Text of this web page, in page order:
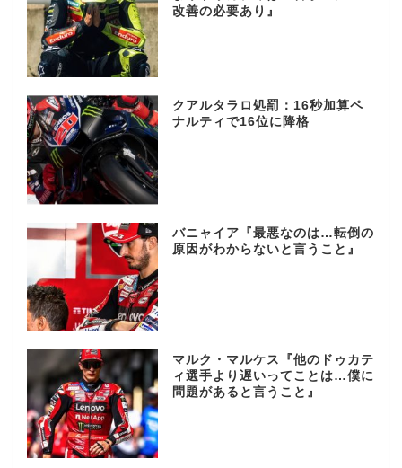
改善の必要あり』
クアルタラロ処罰：16秒加算ペ
ナルティで16位に降格
バニャイア『最悪なのは…転倒の
原因がわからないと言うこと』
マルク・マルケス『他のドゥカテ
ィ選手より遅いってことは…僕に
問題があると言うこと』